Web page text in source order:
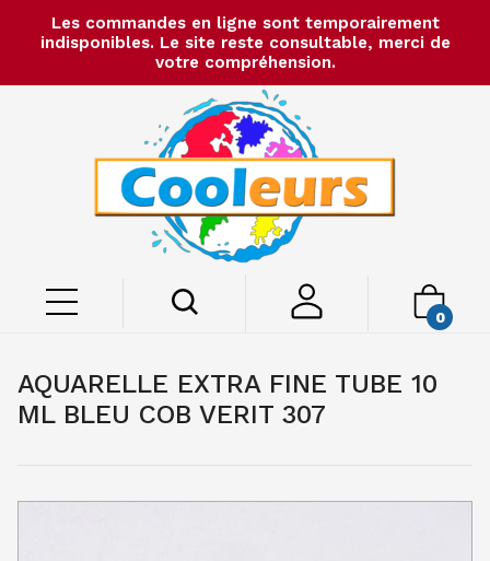
Les commandes en ligne sont temporairement
indisponibles. Le site reste consultable, merci de
votre compréhension.
0
AQUARELLE EXTRA FINE TUBE 10
ML BLEU COB VERIT 307